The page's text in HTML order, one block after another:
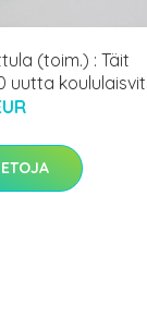
(toim.) : Täit
uutta